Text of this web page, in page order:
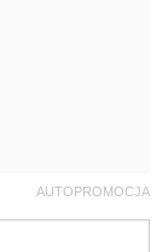
AUTOPROMOCJA